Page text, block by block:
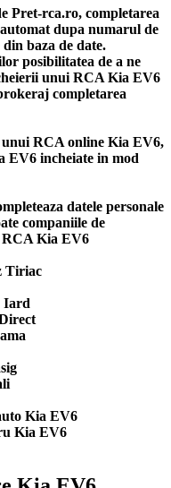
Pret-rca.ro, completarea
dupa numarul de
baza de date.
posibilitatea de a ne
unui RCA Kia EV6
completarea
RCA online Kia EV6,
EV6 incheiate in mod
datele personale
companiile de
Kia EV6
Tiriac
Iard
Kia EV6
Kia EV6